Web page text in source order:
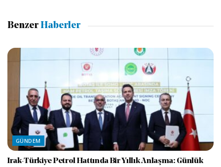
Benzer Haberler
GÜNDEM
Irak-Türkiye Petrol Hattında Bir Yıllık Anlaşma: Günlük